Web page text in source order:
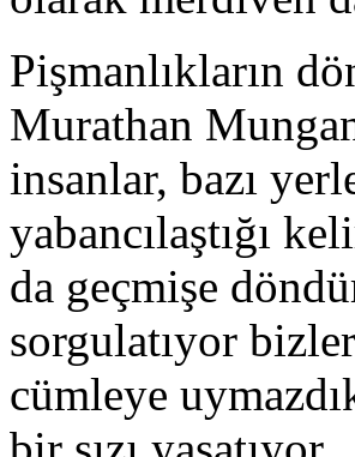
Pişmanlıkların
Murathan
insanlar, bazı
yabancılaştığı
da geçmişe
sorgulatıyor
cümleye